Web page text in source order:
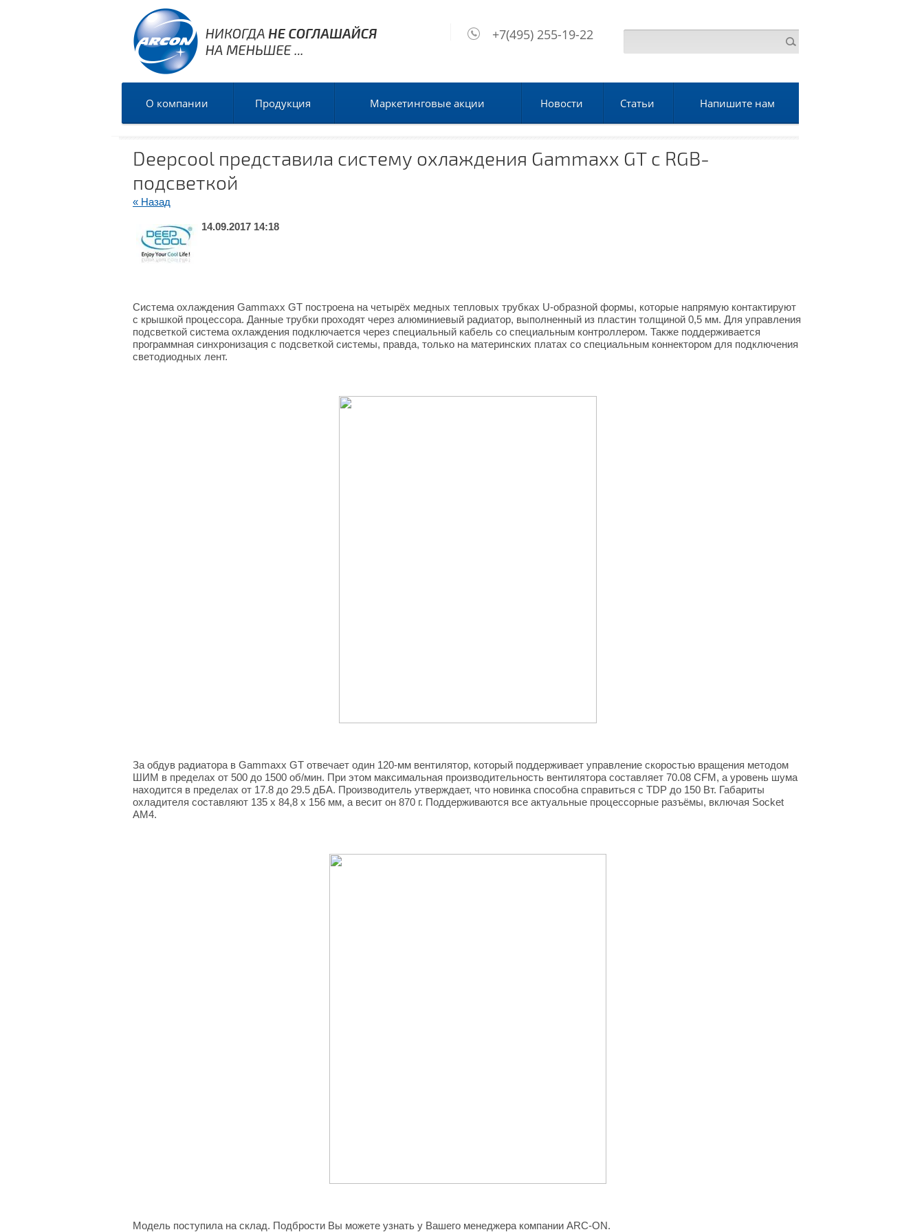
+7(495) 255-19-22
О компании Продукция Маркетинговые акции Новости Статьи Напишите нам
Deepcool представила систему охлаждения Gammaxx GT с RGB-
подсветкой
« Назад
14.09.2017 14:18
Система охлаждения Gammaxx GT построена на четырёх медных тепловых трубках U-образной формы, которые напрямую контактируют
с крышкой процессора. Данные трубки проходят через алюминиевый радиатор, выполненный из пластин толщиной 0,5 мм. Для управления
подсветкой система охлаждения подключается через специальный кабель со специальным контроллером. Также поддерживается
программная синхронизация с подсветкой системы, правда, только на материнских платах со специальным коннектором для подключения
светодиодных лент.
За обдув радиатора в Gammaxx GT отвечает один 120-мм вентилятор, который поддерживает управление скоростью вращения методом
ШИМ в пределах от 500 до 1500 об/мин. При этом максимальная производительность вентилятора составляет 70.08 CFM, а уровень шума
находится в пределах от 17.8 до 29.5 дБА. Производитель утверждает, что новинка способна справиться с TDP до 150 Вт. Габариты
охладителя составляют 135 х 84,8 х 156 мм, а весит он 870 г. Поддерживаются все актуальные процессорные разъёмы, включая Socket
AM4.
Модель поступила на склад. Подбрости Вы можете узнать у Вашего менеджера компании ARC-ON.